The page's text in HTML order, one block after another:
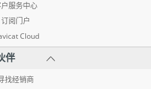
服务中心
订阅门户
Cloud
伴
找经销商